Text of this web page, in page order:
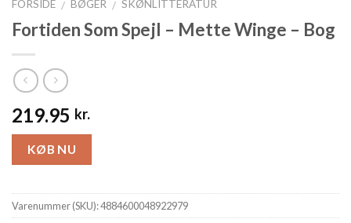
FORSIDE / BØGER / SKØNLITTERATUR
Fortiden Som Spejl – Mette Winge – Bog
219.95 kr.
KØB NU
Varenummer (SKU):4884600048922979